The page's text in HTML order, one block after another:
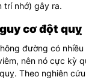
trí nhớ) gây ra.
cơ đột quỵ
đường có
nên nó cực kỳ
Theo nghiên